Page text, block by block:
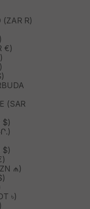
(ZAR R)
ALGÉRIE (DZD د.ج)
€)
(SAR
$)
$)
₼)
৳)